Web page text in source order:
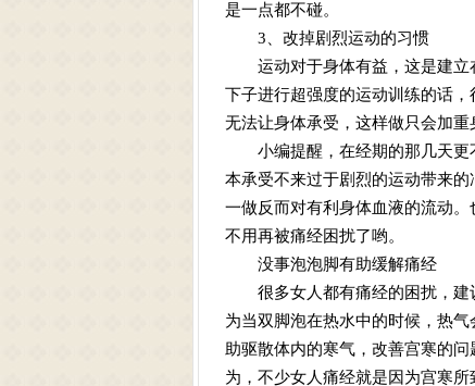
是一点都不碰。
3、改掉剧烈运动的习惯
运动对于身体有益，这是建立
下子进行超强度的运动训练的话
无法让身体承受，这样做只会加重
小编提醒，在经期的那几天更
本承受不来过于剧烈的运动带来
一做反而对有利身体血液的流动
不用再被痛经困扰了哟。
没事泡泡脚有助缓解痛经
很多女人都有痛经的困扰，建
为当双脚泡在热水中的时候，热
助驱散体内的寒气，改善宫寒的
为，不少女人痛经就是因为宫寒